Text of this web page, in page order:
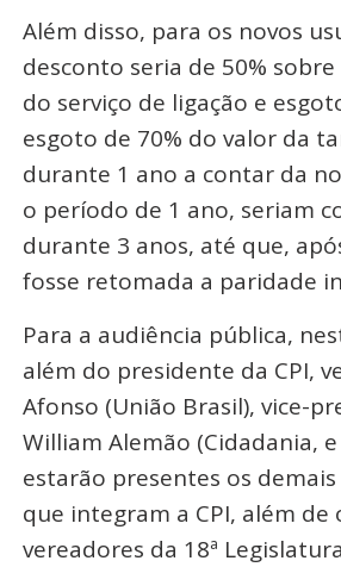
Além disso, para os novos
desconto seria de 50%
do serviço de ligação e
esgoto de 70% do valor da
durante 1 ano a contar da
o período de 1 ano, seriam
durante 3 anos, até que,
fosse retomada a paridade
Para a audiência pública,
além do presidente da CPI,
Afonso (União Brasil), vice-
William Alemão (Cidadania,
estarão presentes os
que integram a CPI, além de
vereadores da 18ª